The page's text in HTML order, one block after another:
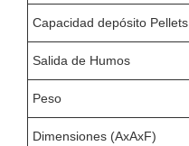
Capacidad depósito Pellets
Salida de Humos
Peso
Dimensiones (AxAxF)